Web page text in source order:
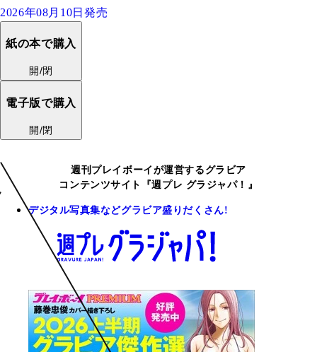
2026年08月10日発売
紙の本で購入
開/閉
電子版で購入
開/閉
週刊プレイボーイが運営するグラビア
コンテンツサイト『週プレ グラジャパ！』
デジタル写真集などグラビア盛りだくさん!